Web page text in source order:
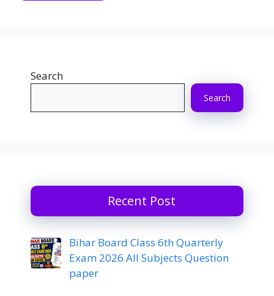
Search
Search
Recent Post
Bihar Board Class 6th Quarterly
Exam 2026 All Subjects Question
paper